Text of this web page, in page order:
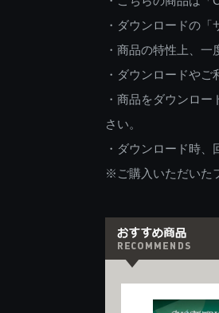
・ダウンロードの
・商品の特性上、
・ダウンロードやご
・商品をダウンロ
さい。
・ダウンロード時
※ご購入いただいた